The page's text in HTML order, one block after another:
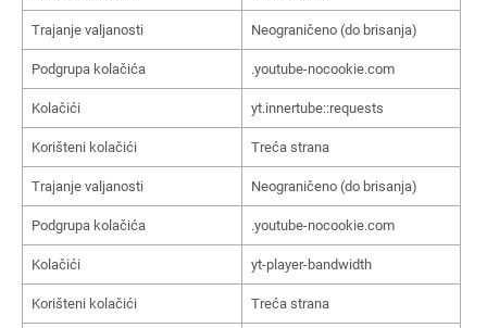
Trajanje valjanosti Neograničeno (do brisanja)
Podgrupa kolačića .youtube-nocookie.com
Kolačići yt.innertube::requests
Korišteni kolačići Treća strana
Trajanje valjanosti Neograničeno (do brisanja)
Podgrupa kolačića .youtube-nocookie.com
Kolačići yt-player-bandwidth
Korišteni kolačići Treća strana